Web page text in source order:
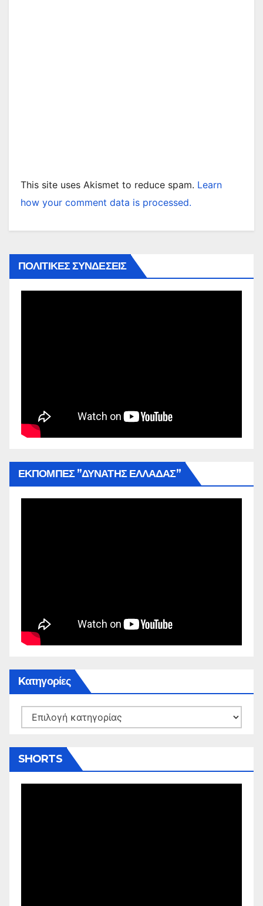
This site uses Akismet to reduce spam. Learn
how your comment data is processed.
ΠΟΛΙΤΙΚΕΣ ΣΥΝΔΕΣΕΙΣ
ΕΚΠΟΜΠΕΣ ”ΔΥΝΑΤΗΣ ΕΛΛΑΔΑΣ”
Kατηγορίες
Kατηγορίες
SHORTS